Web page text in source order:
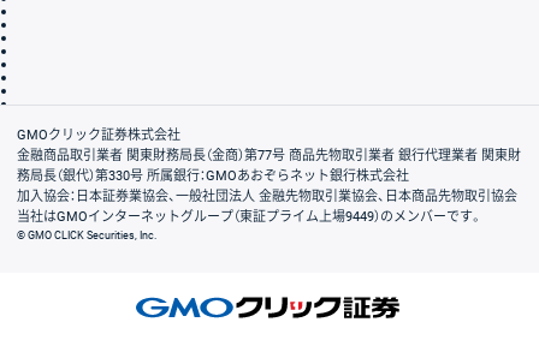
会社案内
GMOクリック証券株式会社
金融商品取引業者 関東財務局長（金商）第77号 商品先物取引業者 銀行代理業者 関東財
務局長（銀代）第330号 所属銀行：GMOあおぞらネット銀行株式会社
加入協会：日本証券業協会、一般社団法人 金融先物取引業協会、日本商品先物取引協会
当社はGMOインターネットグループ（東証プライム上場9449）のメンバーです。
© GMO CLICK Securities, Inc.